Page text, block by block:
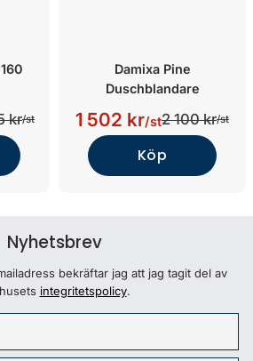
kr/st
Damixa Pine
Duschblandare
1 502 kr/st2 100 kr/st
Köp
Nyhetsbrev
bekräftar jag att jag tagit del av
integritetspolicy.